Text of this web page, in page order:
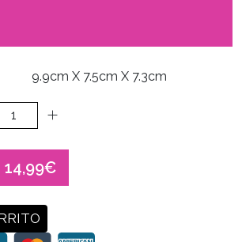
9.9cm X 7.5cm X 7.3cm
14,99€